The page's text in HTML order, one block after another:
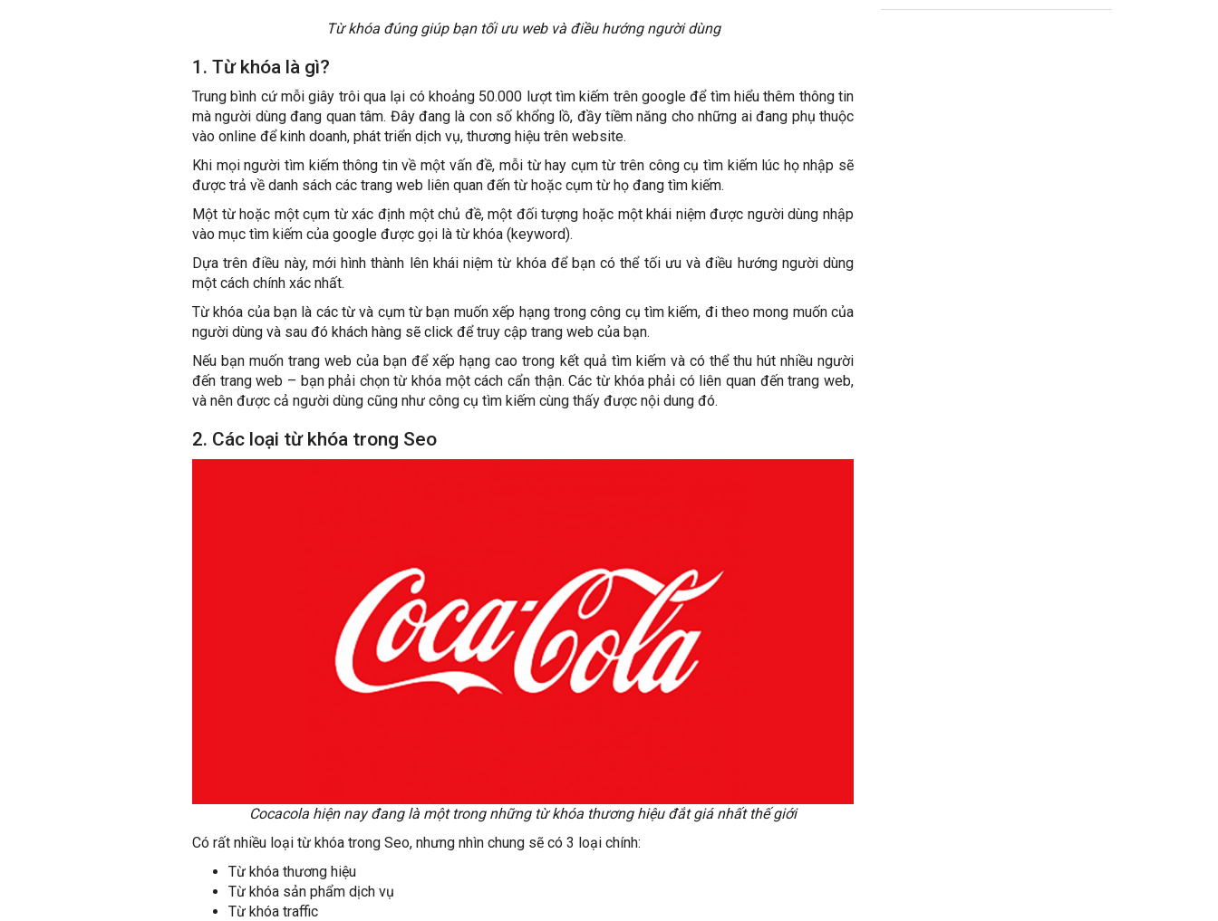
Từ khóa đúng giúp bạn tối ưu web và điều hướng người dùng
1. Từ khóa là gì?
Trung bình cứ mỗi giây trôi qua lại có khoảng 50.000 lượt tìm kiếm trên google để tìm hiểu thêm thông tin
mà người dùng đang quan tâm. Đây đang là con số khổng lồ, đầy tiềm năng cho những ai đang phụ thuộc
vào online để kinh doanh, phát triển dịch vụ, thương hiệu trên website.
Khi mọi người tìm kiếm thông tin về một vấn đề, mỗi từ hay cụm từ trên công cụ tìm kiếm lúc họ nhập sẽ
được trả về danh sách các trang web liên quan đến từ hoặc cụm từ họ đang tìm kiếm.
Một từ hoặc một cụm từ xác định một chủ đề, một đối tượng hoặc một khái niệm được người dùng nhập
vào mục tìm kiếm của google được gọi là từ khóa (keyword).
Dựa trên điều này, mới hình thành lên khái niệm từ khóa để bạn có thể tối ưu và điều hướng người dùng
một cách chính xác nhất.
Từ khóa của bạn là các từ và cụm từ bạn muốn xếp hạng trong công cụ tìm kiếm, đi theo mong muốn của
người dùng và sau đó khách hàng sẽ click để truy cập trang web của bạn.
Nếu bạn muốn trang web của bạn để xếp hạng cao trong kết quả tìm kiếm và có thể thu hút nhiều người
đến trang web – bạn phải chọn từ khóa một cách cẩn thận. Các từ khóa phải có liên quan đến trang web,
và nên được cả người dùng cũng như công cụ tìm kiếm cùng thấy được nội dung đó.
2. Các loại từ khóa trong Seo
Cocacola hiện nay đang là một trong những từ khóa thương hiệu đắt giá nhất thế giới
Có rất nhiều loại từ khóa trong Seo, nhưng nhìn chung sẽ có 3 loại chính:
Từ khóa thương hiệu
Từ khóa sản phẩm dịch vụ
Từ khóa traffic